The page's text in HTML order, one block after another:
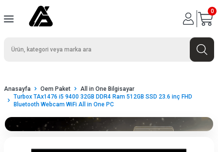
0
Anasayfa Oem Paket
All in One Bilgisayar
Turbox TAx1476 i5 9400 32GB DDR4 Ram 512GB SSD 23.6 inç FHD
Bluetooth Webcam WiFi All in One PC